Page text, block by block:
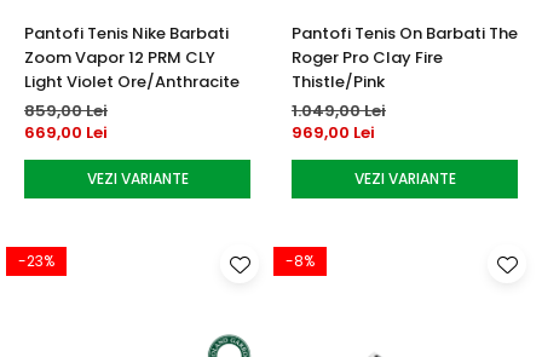
Pantofi Tenis Nike Barbati
Zoom Vapor 12 PRM CLY
Light Violet Ore/Anthracite
859,00 Lei
669,00 Lei
VEZI VARIANTE
Pantofi Tenis On Barbati The
Roger Pro Clay Fire
Thistle/Pink
1.049,00 Lei
969,00 Lei
VEZI VARIANTE
-23% -8%